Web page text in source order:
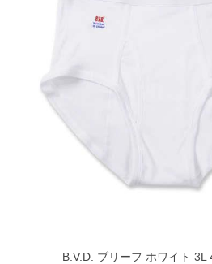
よって若干のサイズの誤差がございます。
の掲載商品は、実店鋪と在庫を共用してお
寄せ等により、お客様にご迷惑をお掛けし
い様最大限に努めておりますが、もしあっ
了承ください。
ムの裾上げをご希望の場合】
金は500円+税となります。
股下●cmとご記入下さい。（裾上げ無料対
直しに対応出来ない商品がございます。(
B.V.D. ブリーフ ホワイト 3L